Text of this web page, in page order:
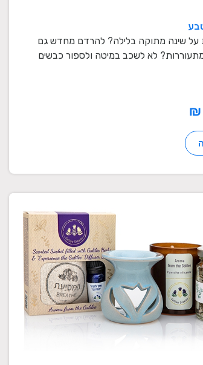
על שינה מתוקה בלילה? להרדם מחדש גם
לא לשכב במיטה ולספור כבשים
₪